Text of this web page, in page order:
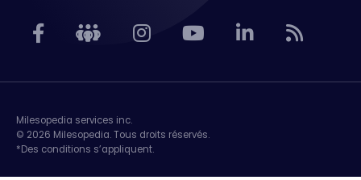
Milesopedia services inc.
© 2026 Milesopedia. Tous droits réservés.
*Des conditions s’appliquent.